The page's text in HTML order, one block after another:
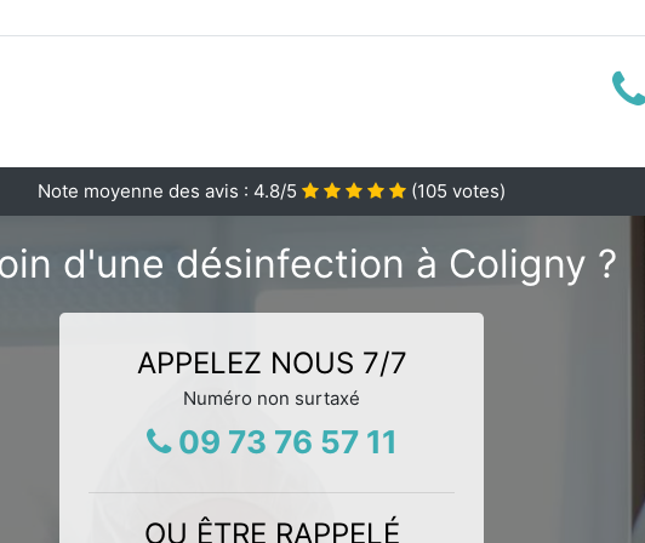
Note moyenne des avis : 4.8/5 (105 votes)
d'une désinfection à Coligny ?
APPELEZ NOUS 7/7
Numéro non surtaxé
09 73 76 57 11
OU ÊTRE RAPPELÉ